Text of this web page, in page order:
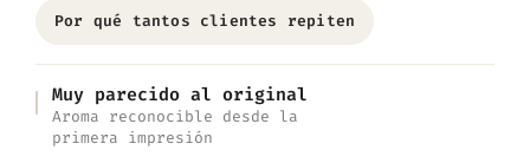
Por qué tantos clientes repiten
Muy parecido al original
Aroma reconocible desde la
primera impresión